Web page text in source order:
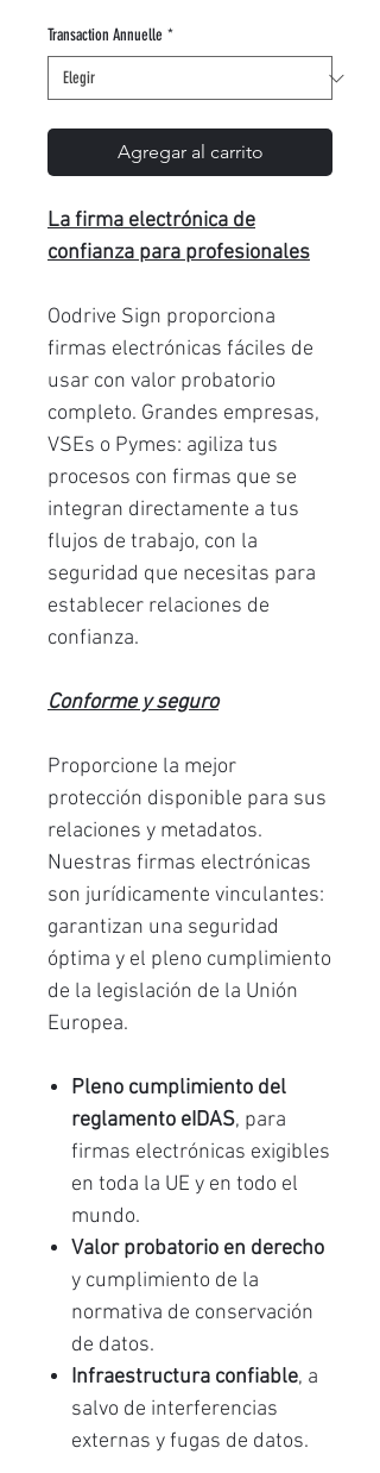
Transaction Annuelle *
Agregar al carrito
La firma electrónica de
confianza para profesionales
Oodrive Sign proporciona
firmas electrónicas fáciles de
usar con valor probatorio
completo. Grandes empresas,
VSEs o Pymes: agiliza tus
procesos con firmas que se
integran directamente a tus
flujos de trabajo, con la
seguridad que necesitas para
establecer relaciones de
confianza.
Conforme y seguro
Proporcione la mejor
protección disponible para sus
relaciones y metadatos.
Nuestras firmas electrónicas
son jurídicamente vinculantes:
garantizan una seguridad
óptima y el pleno cumplimiento
de la legislación de la Unión
Europea.
Pleno cumplimiento del
reglamento eIDAS, para
firmas electrónicas exigibles
en toda la UE y en todo el
mundo.
Valor probatorio en derecho
y cumplimiento de la
normativa de conservación
de datos.
Infraestructura confiable, a
salvo de interferencias
externas y fugas de datos.